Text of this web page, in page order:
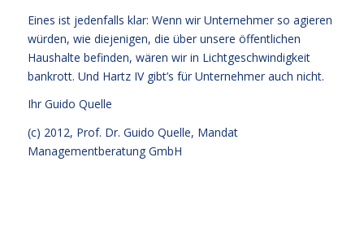
Eines ist jedenfalls klar: Wenn wir Unternehmer so agieren
würden, wie diejenigen, die über unsere öffentlichen
Haushalte befinden, wären wir in Lichtgeschwindigkeit
bankrott. Und Hartz IV gibt’s für Unternehmer auch nicht.
Ihr Guido Quelle
(c) 2012, Prof. Dr. Guido Quelle, Mandat
Managementberatung GmbH